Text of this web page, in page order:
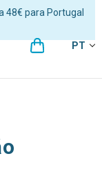
48€ para Portugal
PT